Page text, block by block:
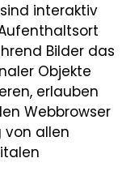
interaktiv
Bilder das
Objekte
erlauben
Webbrowser
von allen